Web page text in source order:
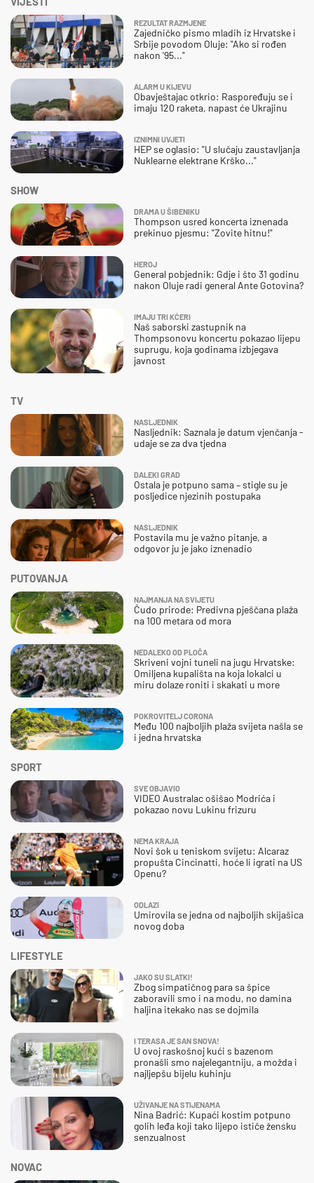
REZULTAT RAZMJENE
Zajedničko pismo mladih iz Hrvatske i
Srbije povodom Oluje: "Ako si rođen
nakon '95..."
ALARM U KIJEVU
Obavještajac otkrio: Raspoređuju se i
imaju 120 raketa, napast će Ukrajinu
IZNIMNI UVJETI
HEP se oglasio: "U slučaju zaustavljanja
Nuklearne elektrane Krško..."
SHOW
DRAMA U ŠIBENIKU
Thompson usred koncerta iznenada
prekinuo pjesmu: "Zovite hitnu!"
HEROJ
General pobjednik: Gdje i što 31 godinu
nakon Oluje radi general Ante Gotovina?
IMAJU TRI KĆERI
Naš saborski zastupnik na
Thompsonovu koncertu pokazao lijepu
suprugu, koja godinama izbjegava
javnost
SPORT
SVE OBJAVIO
VIDEO Australac ošišao Modrića i
pokazao novu Lukinu frizuru
NEMA KRAJA
Novi šok u teniskom svijetu: Alcaraz
propušta Cincinatti, hoće li igrati na US
Openu?
ODLAZI
Umirovila se jedna od najboljih skijašica
novog doba
TV
NASLJEDNIK
Nasljednik: Saznala je datum vjenčanja -
udaje se za dva tjedna
DALEKI GRAD
Ostala je potpuno sama – stigle su je
posljedice njezinih postupaka
NASLJEDNIK
Postavila mu je važno pitanje, a
odgovor ju je jako iznenadio
PUTOVANJA
NAJMANJA NA SVIJETU
Čudo prirode: Predivna pješčana plaža
na 100 metara od mora
NEDALEKO OD PLOČA
Skriveni vojni tuneli na jugu Hrvatske:
Omiljena kupališta na koja lokalci u
miru dolaze roniti i skakati u more
POKROVITELJ CORONA
Među 100 najboljih plaža svijeta našla se
i jedna hrvatska
NOVAC
LIFESTYLE
JAKO SU SLATKI!
Zbog simpatičnog para sa špice
zaboravili smo i na modu, no damina
haljina itekako nas se dojmila
I TERASA JE SAN SNOVA!
U ovoj raskošnoj kući s bazenom
pronašli smo najelegantniju, a možda i
najljepšu bijelu kuhinju
UŽIVANJE NA STIJENAMA
Nina Badrić: Kupaći kostim potpuno
golih leđa koji tako lijepo ističe žensku
senzualnost